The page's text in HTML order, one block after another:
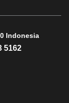
Indonesia
5162